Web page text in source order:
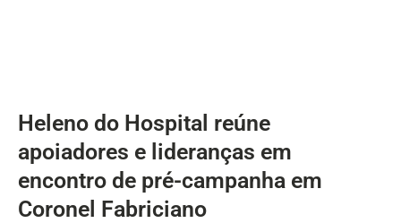
Heleno do Hospital reúne
apoiadores e lideranças em
encontro de pré-campanha em
Coronel Fabriciano